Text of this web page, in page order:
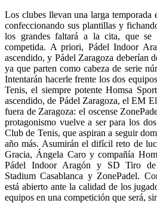
Los clubes llevan una larga temporada
confeccionando sus plantillas y
los grandes faltará a la cita, que se
competida. A priori, Pádel Indoor
ascendido, y Pádel Zaragoza deberían
ya que parten como cabeza de serie
Intentarán hacerle frente los dos
Tenis, el siempre potente Homsa
ascendido, de Pádel Zaragoza, el EM
fuera de Zaragoza: el oscense
protagonismo vuelve a ser para los
Club de Tenis, que aspiran a seguir
año más. Asumirán el difícil reto de
Gracia, Ángela Caro y compañía
Pádel Indoor Aragón y SD Tiro
Stadium Casablanca y ZonePadel.
está abierto ante la calidad de los
equipos en una competición que será,